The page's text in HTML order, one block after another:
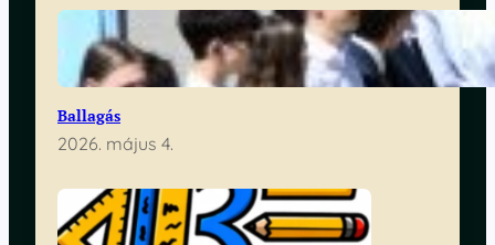
Ballagás
2026. május 4.